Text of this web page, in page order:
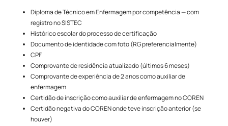
Diploma de Técnico em Enfermagem por competência — com
registro no SISTEC
Histórico escolar do processo de certificação
Documento de identidade com foto (RG preferencialmente)
CPF
Comprovante de residência atualizado (últimos 6 meses)
Comprovante de experiência de 2 anos como auxiliar de
enfermagem
Certidão de inscrição como auxiliar de enfermagem no COREN
Certidão negativa do COREN onde teve inscrição anterior (se
houver)